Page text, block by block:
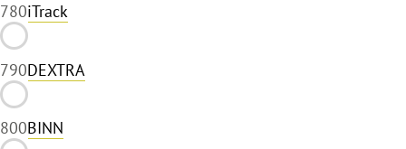
780iTrack
790DEXTRA
800BINN